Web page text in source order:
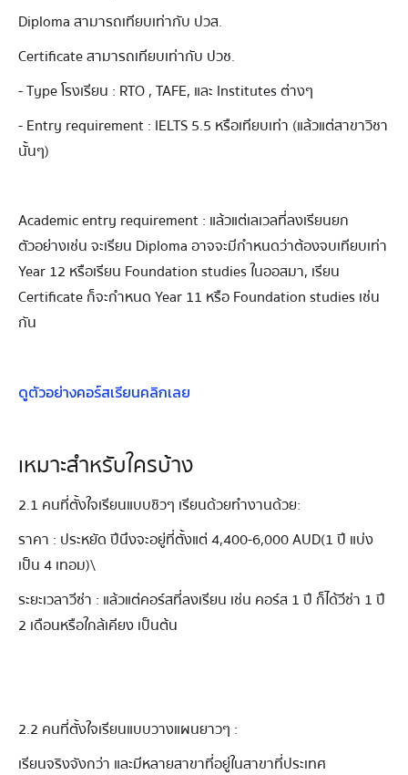
Diploma สามารถเทียบเท่ากับ ปวส.
Certificate สามารถเทียบเท่ากับ ปวช.
- Type โรงเรียน : RTO , TAFE, และ Institutes ต่างๆ
- Entry requirement : IELTS 5.5 หรือเทียบเท่า (แล้วแต่สาขาวิชา
นั้นๆ)
Academic entry requirement : แล้วแต่เลเวลที่ลงเรียนยก
ตัวอย่างเช่น จะเรียน Diploma อาจจะมีกำหนดว่าต้องจบเทียบเท่า
Year 12 หรือเรียน Foundation studies ในออสมา, เรียน
Certificate ก็จะกำหนด Year 11 หรือ Foundation studies เช่น
กัน
ดูตัวอย่างคอร์สเรียนคลิกเลย
เหมาะสำหรับใครบ้าง
2.1 คนที่ตั้งใจเรียนแบบชิวๆ เรียนด้วยทำงานด้วย:
ราคา : ประหยัด ปีนึงจะอยู่ที่ตั้งแต่ 4,400-6,000 AUD (1 ปี แบ่ง
เป็น 4 เทอม) \
ระยะเวลาวีซ่า : แล้วแต่คอร์สที่ลงเรียน เช่น คอร์ส 1 ปี ก็ได้วีซ่า 1 ปี
2 เดือนหรือใกล้เคียง เป็นต้น
2.2 คนที่ตั้งใจเรียนแบบวางแผนยาวๆ :
เรียนจริงจังกว่า และมีหลายสาขาที่อยู่ในสาขาที่ประเทศ